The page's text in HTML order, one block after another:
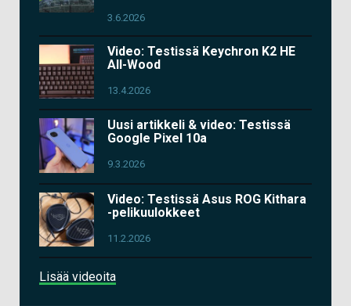
3.6.2026
Video: Testissä Keychron K2 HE
All-Wood
13.4.2026
Uusi artikkeli & video: Testissä
Google Pixel 10a
9.3.2026
Video: Testissä Asus ROG Kithara
-pelikuulokkeet
11.2.2026
Lisää videoita